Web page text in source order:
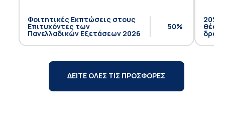
Φοιτητικές Εκπτώσεις στους
Επιτυχόντες των
Πανελλαδικών Εξετάσεων 2026
50%
20%
θέση
ΔΕΙΤΕ ΟΛΕΣ ΤΙΣ ΠΡΟΣΦΟΡΕΣ